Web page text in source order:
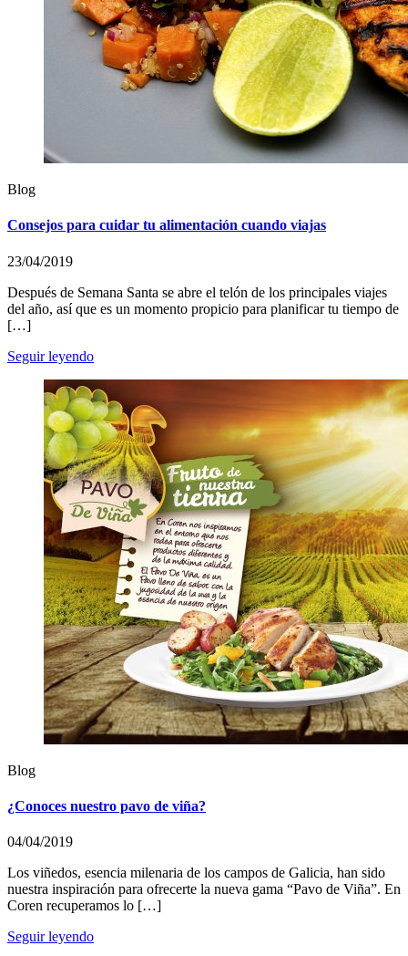
Blog
Consejos para cuidar tu alimentación cuando viajas
23/04/2019
Después de Semana Santa se abre el telón de los principales viajes
del año, así que es un momento propicio para planificar tu tiempo de
[…]
Seguir leyendo
Blog
¿Conoces nuestro pavo de viña?
04/04/2019
Los viñedos, esencia milenaria de los campos de Galicia, han sido
nuestra inspiración para ofrecerte la nueva gama “Pavo de Viña”. En
Coren recuperamos lo […]
Seguir leyendo